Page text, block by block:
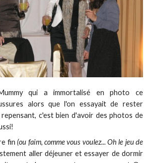
qui a immortalisé en photo ce
alors que l'on essayait de rester
c'est bien d'avoir des photos de
fin (ou faim, comme vous voulez... Oh le jeu de
aller déjeuner et essayer de dormir